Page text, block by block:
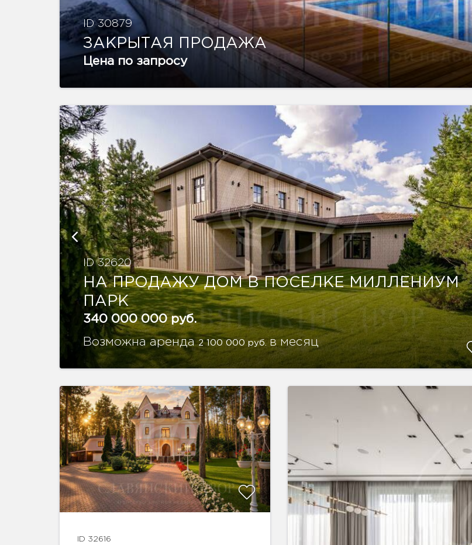
ID 30879
ЗАКРЫТАЯ ПРОДАЖА
Цена по запросу
ID 32620
НА ПРОДАЖУ ДОМ В ПОСЕЛКЕ МИЛЛЕНИУМ
ПАРК
340 000 000 руб.
Возможна аренда2 100 000 руб. в месяц
показать ещё 1 фотографию
ID 32616